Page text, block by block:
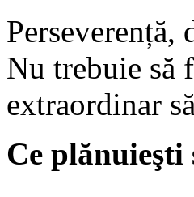
Perseverență,
Nu trebuie să
extraordinar
Ce